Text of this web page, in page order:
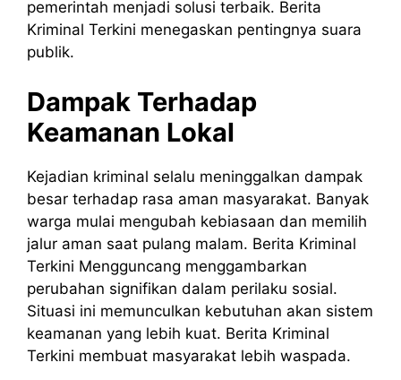
pemerintah menjadi solusi terbaik. Berita
Kriminal Terkini menegaskan pentingnya suara
publik.
Dampak Terhadap
Keamanan Lokal
Kejadian kriminal selalu meninggalkan dampak
besar terhadap rasa aman masyarakat. Banyak
warga mulai mengubah kebiasaan dan memilih
jalur aman saat pulang malam. Berita Kriminal
Terkini Mengguncang menggambarkan
perubahan signifikan dalam perilaku sosial.
Situasi ini memunculkan kebutuhan akan sistem
keamanan yang lebih kuat. Berita Kriminal
Terkini membuat masyarakat lebih waspada.